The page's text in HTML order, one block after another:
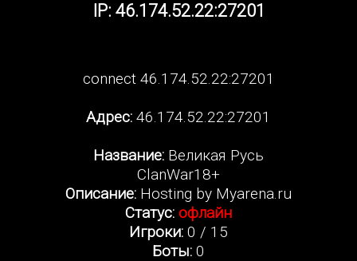
IP: 46.174.52.22:27201
connect 46.174.52.22:27201
Адрес: 46.174.52.22:27201
Название: Великая Русь
ClanWar18+
Описание: Hosting by Myarena.ru
Статус: офлайн
Игроки: 0 / 15
Боты: 0